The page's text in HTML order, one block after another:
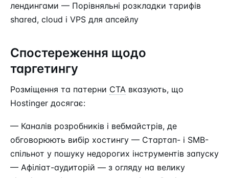
лендингами — Порівняльні розкладки тарифів
shared, cloud і VPS для апсейлу
Спостереження щодо
таргетингу
Розміщення та патерни CTA вказують, що
Hostinger досягає:
— Каналів розробників і вебмайстрів, де
обговорюють вибір хостингу — Стартап- і SMB-
спільнот у пошуку недорогих інструментів запуску
— Афіліат-аудиторій — з огляду на велику